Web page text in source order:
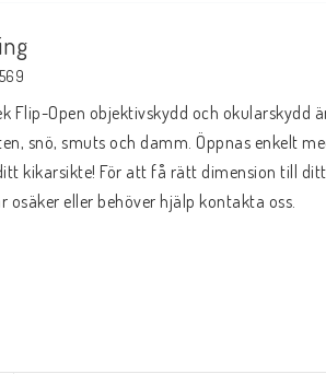
Flip-Open objektivskydd och okularskydd
snö, smuts och damm. Öppnas enkelt
kikarsikte! För att få rätt dimension till ditt
eller behöver hjälp kontakta oss.